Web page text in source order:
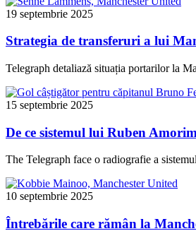
19 septembrie 2025
Strategia de transferuri a lui
Telegraph detaliază situația portarilor la
15 septembrie 2025
De ce sistemul lui Ruben
The Telegraph face o radiografie a
10 septembrie 2025
Întrebările care rămân la